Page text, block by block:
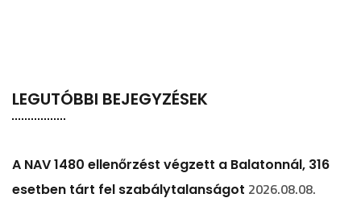
LEGUTÓBBI BEJEGYZÉSEK
A NAV 1480 ellenőrzést végzett a Balatonnál, 316
esetben tárt fel szabálytalanságot 2026.08.08.